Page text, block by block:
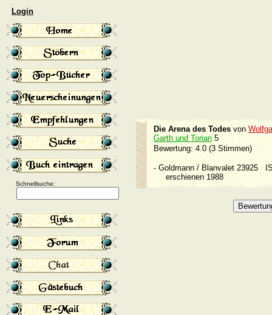
Login
Schnellsuche:
Die Arena des Todes von
Garth und Torian 5
Bewertung: 4.0 (3 Stimmen)
- Goldmann / Blanvalet 23925
erschienen 1988